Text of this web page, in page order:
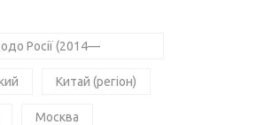
Росії (2014—
Китай (регіон)
Москва